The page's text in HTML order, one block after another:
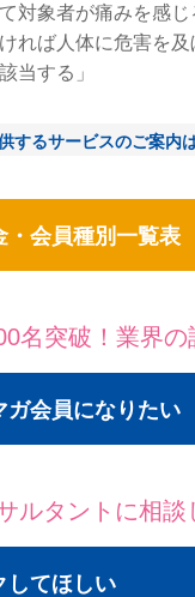
対象者が痛みを感
れば人体に危害を
当する」
するサービスのご案内
・会員種別一覧表
名突破！業界
ガ会員になりたい
ルタントに相談
してほしい